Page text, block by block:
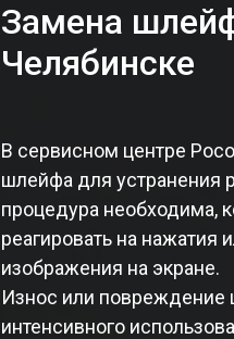
Замена
Челябинске
В сервисном центре
шлейфа для устранения
процедура необходима,
реагировать на
изображения на экране.
Износ или повреждение
интенсивного